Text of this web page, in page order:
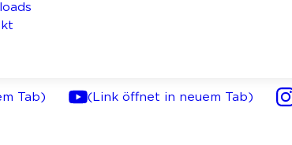
Tab) (Link öffnet in neuem Tab)